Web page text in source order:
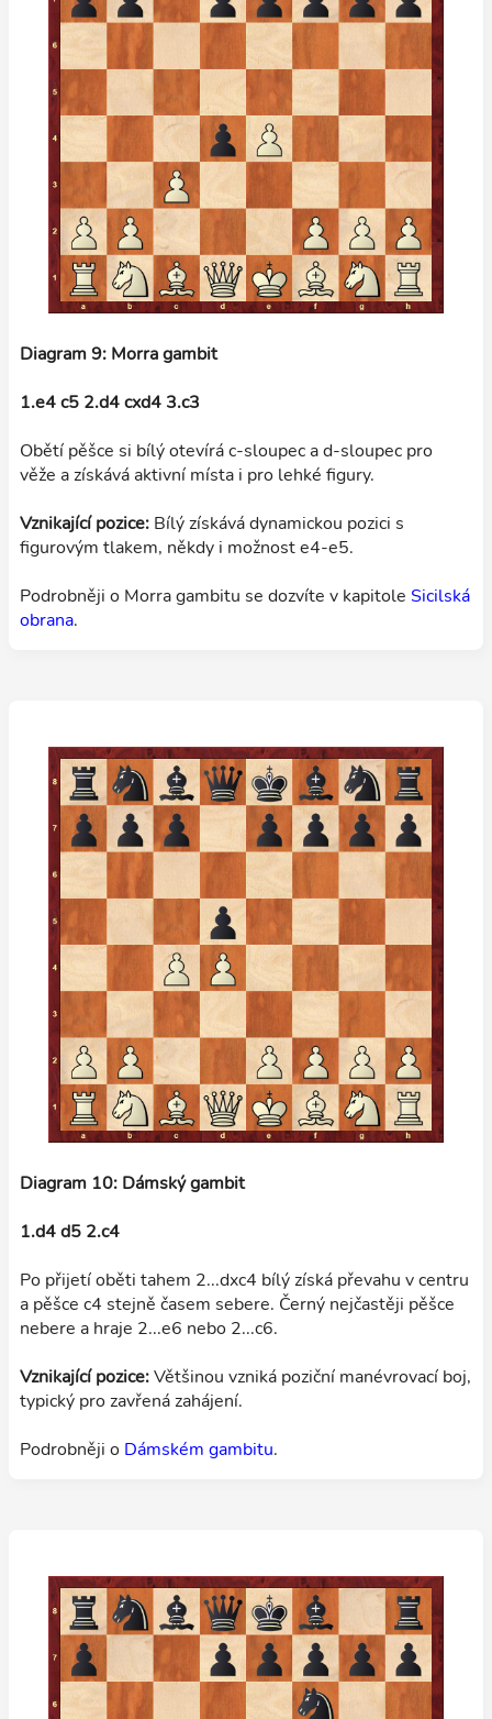
Diagram 9: Morra gambit
1.e4 c5 2.d4 cxd4 3.c3
Obětí pěšce si bílý otevírá c-sloupec a d-sloupec pro
věže a získává aktivní místa i pro lehké figury.
Vznikající pozice: Bílý získává dynamickou pozici s
figurovým tlakem, někdy i možnost e4-e5.
Podrobněji o Morra gambitu se dozvíte v kapitole Sicilská
obrana.
Diagram 10: Dámský gambit
1.d4 d5 2.c4
Po přijetí oběti tahem 2...dxc4 bílý získá převahu v centru
a pěšce c4 stejně časem sebere. Černý nejčastěji pěšce
nebere a hraje 2...e6 nebo 2...c6.
Vznikající pozice:Většinou vzniká poziční manévrovací boj,
typický pro zavřená zahájení.
Podrobněji o Dámském gambitu.